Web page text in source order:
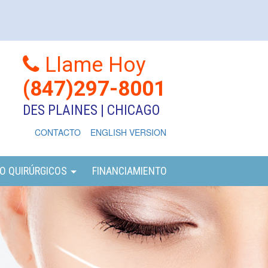
Llame Hoy
(847)297-8001
DES PLAINES | CHICAGO
CONTACTO ENGLISH VERSION
QUIRÚRGICOS FINANCIAMIENTO